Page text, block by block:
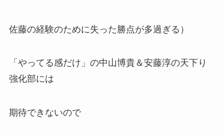
佐藤の経験のために失った勝点が多過ぎる）
「やってる感だけ」の中山博貴＆安藤淳の天下り
強化部には
期待できないので